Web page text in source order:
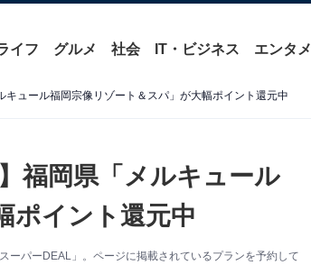
イフ グルメ 社会 IT・ビジネス エンタメ
キュール福岡宗像リゾート＆スパ」が大幅ポイント還元中
福岡県「メルキュール
ポイント還元中
ーパーDEAL」。ページに掲載されているプランを予約して